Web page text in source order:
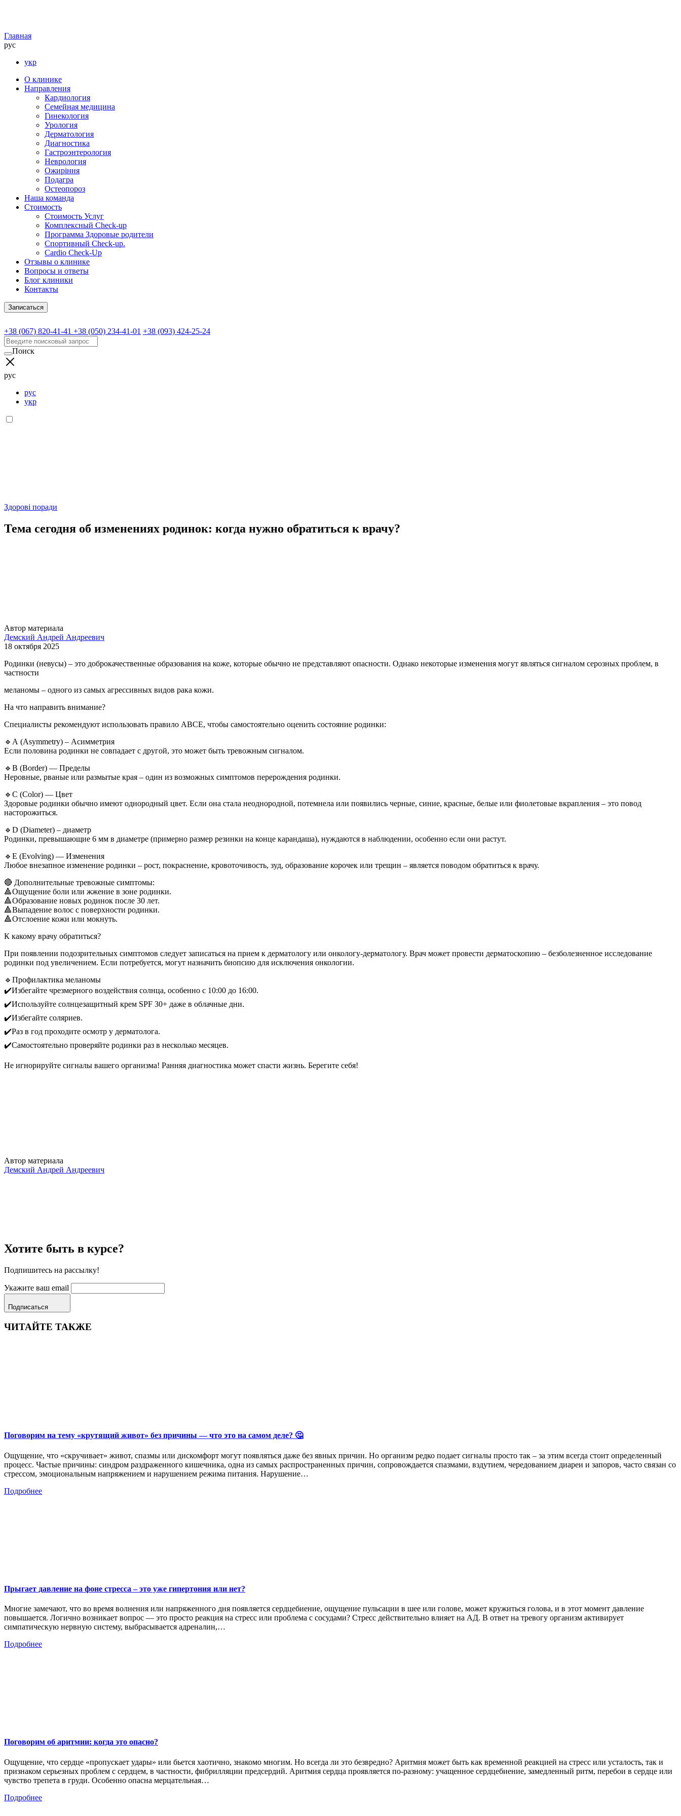
Главная
рус
укр
О клинике
Направления
Кардиология
Семейная медицина
Гинекология
Урология
Дерматология
Диагностика
Гастроэнтерология
Неврология
Ожиріння
Подагра
Остеопороз
Наша команда
Стоимость
Стоимость Услуг
Комплексный Check-up
Программа Здоровые родители
Спортивный Check-up.
Cardio Check-Up
Отзывы о клинике
Вопросы и ответы
Блог клиники
Контакты
Записаться
+38 (067) 820-41-41 +38 (050) 234-41-01 +38 (093) 424-25-24
Поиск
рус
рус
укр
Здорові поради
Тема сегодня об изменениях родинок: когда нужно обратиться к врачу?
Автор материала
Демский Андрей Андреевич
18 октября 2025
Родинки (невусы) – это доброкачественные образования на коже, которые обычно не представляют опасности. Однако некоторые изменения могут являться сигналом серозных проблем, в
частности
меланомы – одного из самых агрессивных видов рака кожи.
На что направить внимание?
Специалисты рекомендуют использовать правило АВСЕ, чтобы самостоятельно оценить состояние родинки:
🔹А (Asymmetry) – Асимметрия
Если половина родинки не совпадает с другой, это может быть тревожным сигналом.
🔹В (Border) — Пределы
Неровные, рваные или размытые края – один из возможных симптомов перерождения родинки.
🔹С (Color) — Цвет
Здоровые родинки обычно имеют однородный цвет. Если она стала неоднородной, потемнела или появились черные, синие, красные, белые или фиолетовые вкрапления – это повод
насторожиться.
🔹D (Diameter) – диаметр
Родинки, превышающие 6 мм в диаметре (примерно размер резинки на конце карандаша), нуждаются в наблюдении, особенно если они растут.
🔹E (Evolving) — Изменения
Любое внезапное изменение родинки – рост, покраснение, кровоточивость, зуд, образование корочек или трещин – является поводом обратиться к врачу.
🔴 Дополнительные тревожные симптомы:
🔺Ощущение боли или жжение в зоне родинки.
🔺Образование новых родинок после 30 лет.
🔺Выпадение волос с поверхности родинки.
🔺Отслоение кожи или мокнуть.
К какому врачу обратиться?
При появлении подозрительных симптомов следует записаться на прием к дерматологу или онкологу-дерматологу. Врач может провести дерматоскопию – безболезненное исследование
родинки под увеличением. Если потребуется, могут назначить биопсию для исключения онкологии.
🔹Профилактика меланомы
✔️Избегайте чрезмерного воздействия солнца, особенно с 10:00 до 16:00.
✔️Используйте солнцезащитный крем SPF 30+ даже в облачные дни.
✔️Избегайте соляриев.
✔️Раз в год проходите осмотр у дерматолога.
✔️Самостоятельно проверяйте родинки раз в несколько месяцев.
Не игнорируйте сигналы вашего организма! Ранняя диагностика может спасти жизнь. Берегите себя!
Автор материала
Демский Андрей Андреевич
Хотите быть в курсе?
Подпишитесь на рассылку!
Укажите ваш email
Подписаться
ЧИТАЙТЕ ТАКЖЕ
Поговорим на тему «крутящий живот» без причины — что это на самом деле? 🤔
Ощущение, что «скручивает» живот, спазмы или дискомфорт могут появляться даже без явных причин. Но организм редко подает сигналы просто так – за этим всегда стоит определенный
процесс. Частые причины: синдром раздраженного кишечника, одна из самых распространенных причин, сопровождается спазмами, вздутием, чередованием диареи и запоров, часто связан со
стрессом, эмоциональным напряжением и нарушением режима питания. Нарушение…
Подробнее
Прыгает давление на фоне стресса – это уже гипертония или нет?
Многие замечают, что во время волнения или напряженного дня появляется сердцебиение, ощущение пульсации в шее или голове, может кружиться голова, и в этот момент давление
повышается. Логично возникает вопрос — это просто реакция на стресс или проблема с сосудами? Стресс действительно влияет на АД. В ответ на тревогу организм активирует
симпатическую нервную систему, выбрасывается адреналин,…
Подробнее
Поговорим об аритмии: когда это опасно?
Ощущение, что сердце «пропускает удары» или бьется хаотично, знакомо многим. Но всегда ли это безвредно? Аритмия может быть как временной реакцией на стресс или усталость, так и
признаком серьезных проблем с сердцем, в частности, фибрилляции предсердий. Аритмия сердца проявляется по-разному: учащенное сердцебиение, замедленный ритм, перебои в сердце или
чувство трепета в груди. Особенно опасна мерцательная…
Подробнее